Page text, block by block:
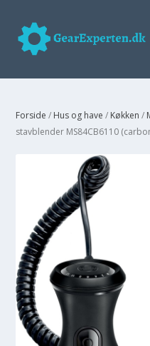
Forside / Hus og have / Køkken /
stavblender MS84CB6110